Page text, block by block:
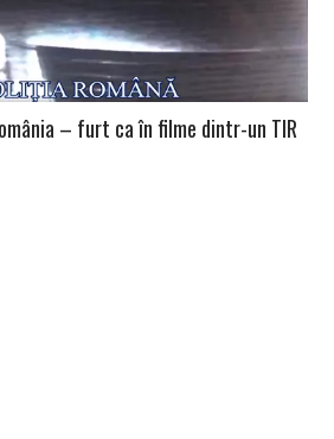
– furt ca în filme dintr-un TIR